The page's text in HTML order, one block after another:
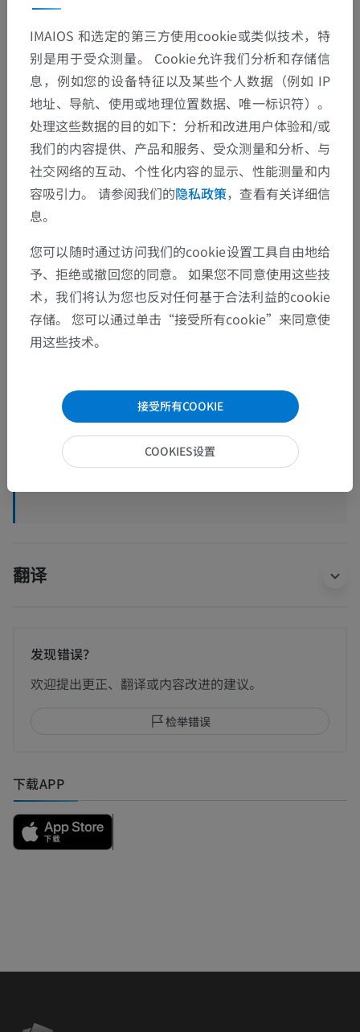
解剖层次
脉管学> 静脉> 髂外静脉> 肉食动物> 股静脉
股后远静脉
底层结构：
翻译
发现错误？
欢迎提出更正、翻译或内容改进的建议。
检举错误
下载APP
IMAIOS 和选定的第三方使用cookie或类似技术，特
别是用于受众测量。 Cookie允许我们分析和存储信
息，例如您的设备特征以及某些个人数据（例如 IP
地址、导航、使用或地理位置数据、唯一标识符）。
处理这些数据的目的如下：分析和改进用户体验和/或
我们的内容提供、产品和服务、受众测量和分析、与
社交网络的互动、个性化内容的显示、性能测量和内
容吸引力。 请参阅我们的隐私政策，查看有关详细信
息。
您可以随时通过访问我们的cookie设置工具自由地给
予、拒绝或撤回您的同意。 如果您不同意使用这些技
术，我们将认为您也反对任何基于合法利益的cookie
存储。 您可以通过单击“接受所有cookie”来同意使
用这些技术。
接受所有COOKIE
COOKIES设置